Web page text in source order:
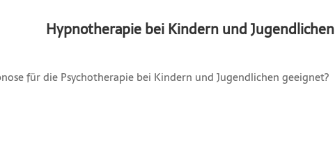
Hypnotherapie bei Kindern und Jugendlichen
für die Psychotherapie bei Kindern und Jugendlichen geeignet?